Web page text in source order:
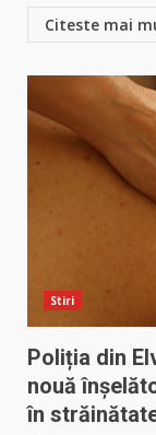
Citeste mai
Stiri
Poliția din
nouă
în